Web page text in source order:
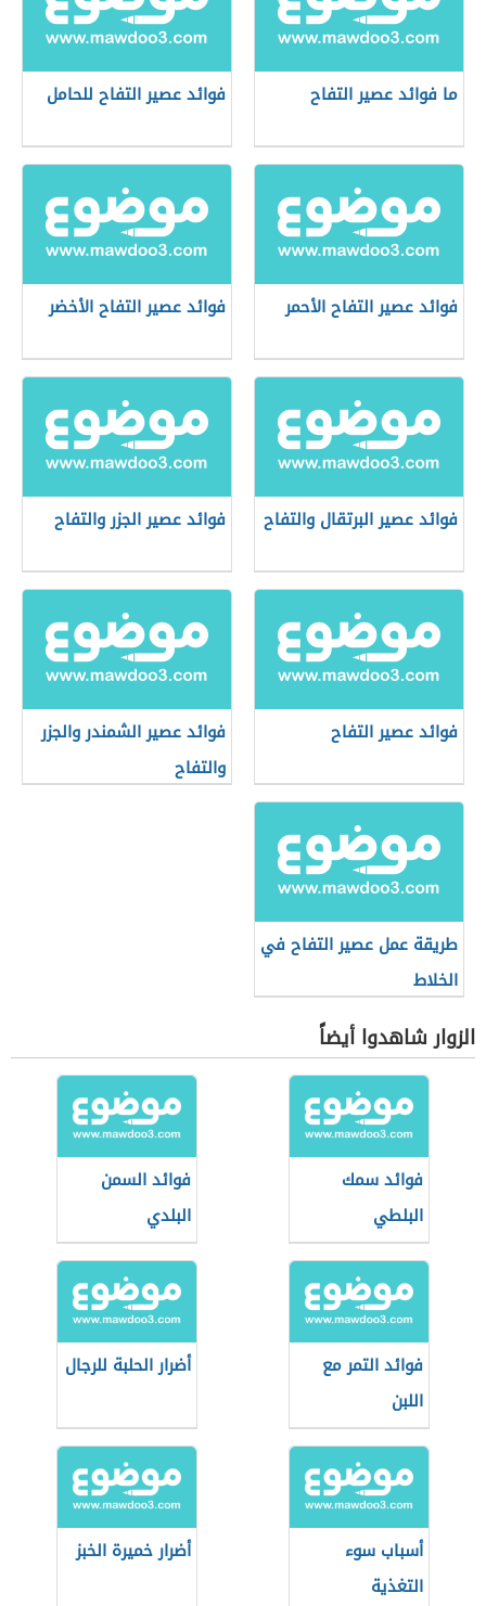
ما فوائد عصير التفاح فوائد عصير التفاح للحامل
فوائد عصير التفاح الأحمر فوائد عصير التفاح الأخضر
فوائد عصير البرتقال والتفاح فوائد عصير الجزر والتفاح
فوائد عصير التفاح
فوائد عصير الشمندر والجزر
والتفاح
طريقة عمل عصير التفاح في
الخلاط
الزوار شاهدوا أيضاً
فوائد سمك
البلطي
فوائد السمن
البلدي
فوائد التمر مع
اللبن
أضرار الحلبة للرجال
أسباب سوء
التغذية
أضرار خميرة الخبز